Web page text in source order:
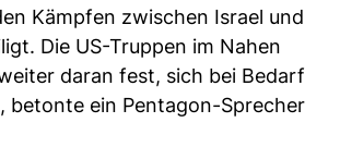
Kämpfen zwischen Israel und
Die US-Truppen im Nahen
daran fest, sich bei Bedarf
betonte ein Pentagon-Sprecher